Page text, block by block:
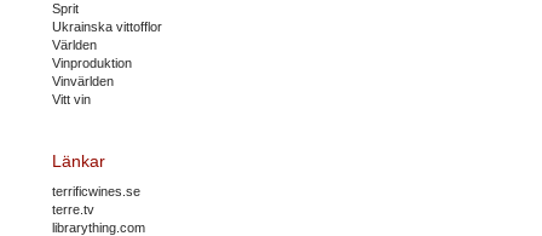
Sprit
Ukrainska vittofflor
Världen
Vinproduktion
Vinvärlden
Vitt vin
Länkar
terrificwines.se
terre.tv
librarything.com